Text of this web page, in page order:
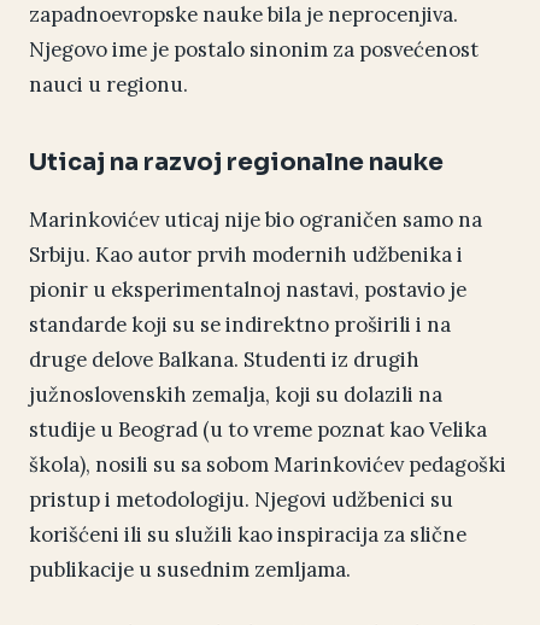
zapadnoevropske nauke bila je neprocenjiva.
Njegovo ime je postalo sinonim za posvećenost
nauci u regionu.
Uticaj na razvoj regionalne nauke
Marinkovićev uticaj nije bio ograničen samo na
Srbiju. Kao autor prvih modernih udžbenika i
pionir u eksperimentalnoj nastavi, postavio je
standarde koji su se indirektno proširili i na
druge delove Balkana. Studenti iz drugih
južnoslovenskih zemalja, koji su dolazili na
studije u Beograd (u to vreme poznat kao Velika
škola), nosili su sa sobom Marinkovićev pedagoški
pristup i metodologiju. Njegovi udžbenici su
korišćeni ili su služili kao inspiracija za slične
publikacije u susednim zemljama.